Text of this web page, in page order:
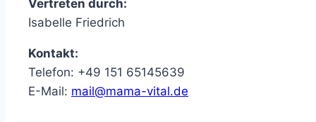
Vertreten durch:
Isabelle Friedrich
Kontakt:
Telefon: +49 151 65145639
E-Mail: mail@mama-vital.de